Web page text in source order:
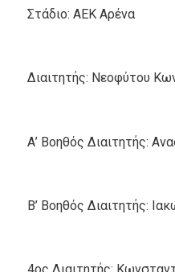
Στάδιο: ΑΕΚ Αρένα
Διαιτητής: Νεοφύτου
Α’ Βοηθός Διαιτητής:
Β’ Βοηθός Διαιτητής: